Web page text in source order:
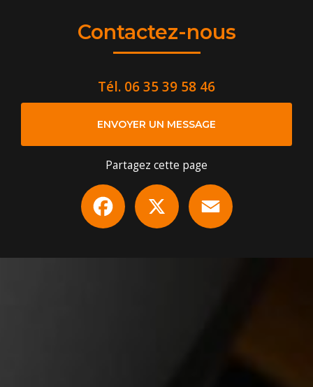
Contactez-nous
Tél. 06 35 39 58 46
ENVOYER UN MESSAGE
Partagez cette page
Facebook